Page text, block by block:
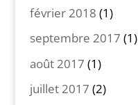
février 2018 (1)
septembre 2017 (1)
août 2017 (1)
juillet 2017 (2)